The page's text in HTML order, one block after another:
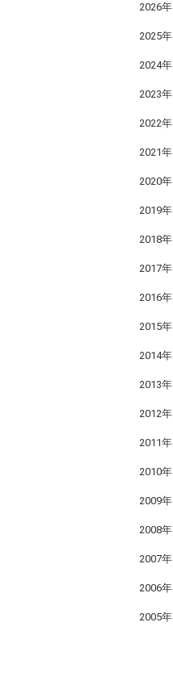
2026年
2025年
2024年
2023年
2022年
2021年
2020年
2019年
2018年
2017年
2016年
2015年
2014年
2013年
2012年
2011年
2010年
2009年
2008年
2007年
2006年
2005年